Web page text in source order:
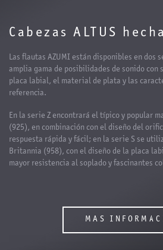
Cabezas ALTUS
Las flautas AZUMI están disponibles en dos
amplia gama de posibilidades de sonido con
placa labial, el material de plata y las
referencia.
En la serie Z encontrará el típico y popular
(925), en combinación con el diseño del
respuesta rápida y fácil; en la serie S se
Britannia (958), con el diseño de la placa
mayor resistencia al soplado y fascinantes
MAS